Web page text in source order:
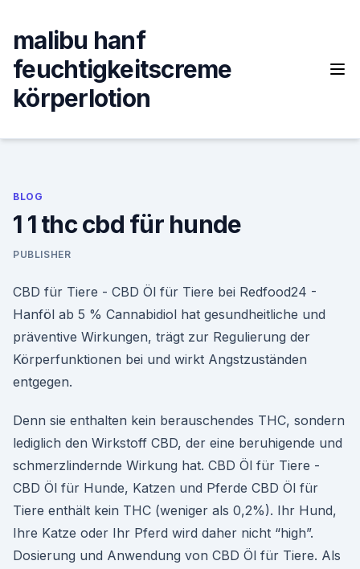
content
malibu hanf
feuchtigkeitscreme
körperlotion
BLOG
1 1 thc cbd für hunde
PUBLISHER
CBD für Tiere - CBD Öl für Tiere bei Redfood24 -
Hanföl ab 5 % Cannabidiol hat gesundheitliche und
präventive Wirkungen, trägt zur Regulierung der
Körperfunktionen bei und wirkt Angstzuständen
entgegen.
Denn sie enthalten kein berauschendes THC, sondern
lediglich den Wirkstoff CBD, der eine beruhigende und
schmerzlindernde Wirkung hat. CBD Öl für Tiere -
CBD Öl für Hunde, Katzen und Pferde CBD Öl für
Tiere enthält kein THC (weniger als 0,2%). Ihr Hund,
Ihre Katze oder Ihr Pferd wird daher nicht “high”.
Dosierung und Anwendung von CBD Öl für Tiere. Als